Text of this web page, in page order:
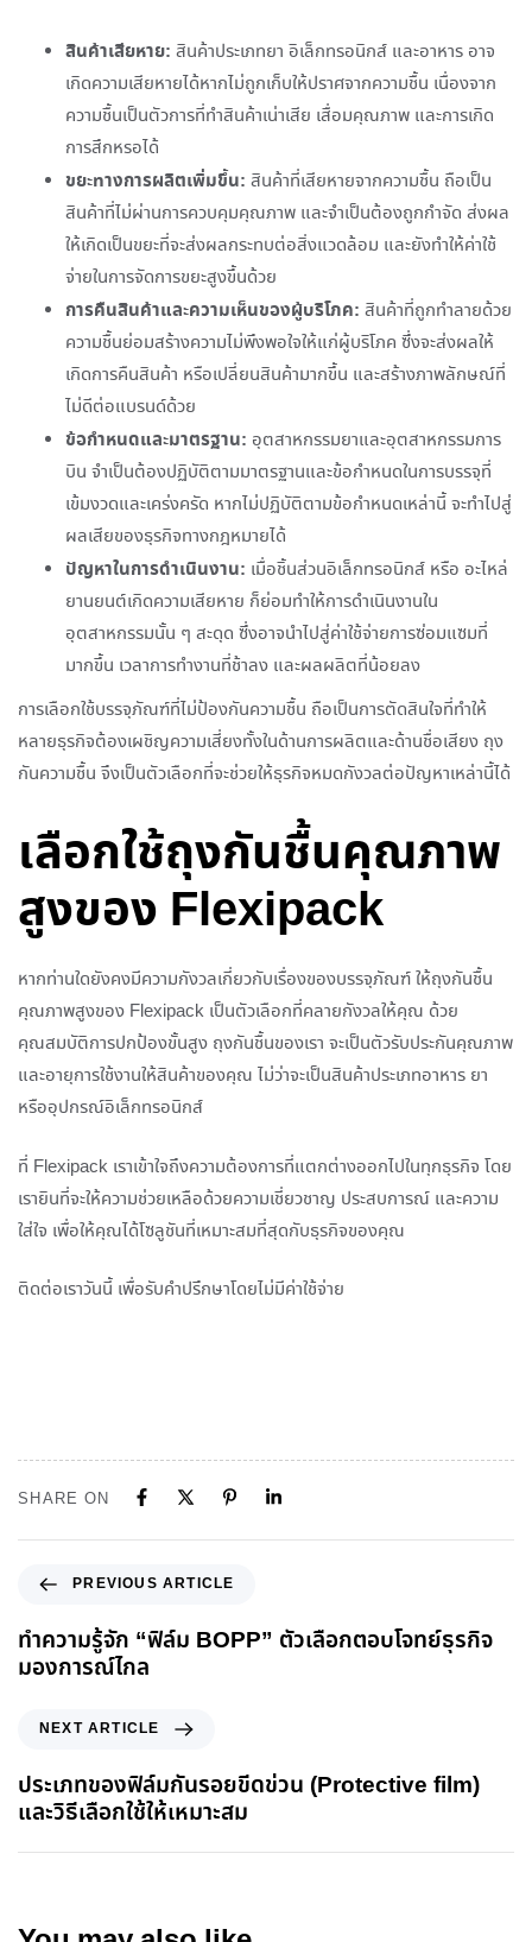
สินค้าเสียหาย: สินค้าประเภทยา อิเล็กทรอนิกส์ และอาหาร อาจ
เกิดความเสียหายได้หากไม่ถูกเก็บให้ปราศจากความชื้น เนื่องจาก
ความชื้นเป็นตัวการที่ทำสินค้าเน่าเสีย เสื่อมคุณภาพ และการเกิด
การสึกหรอได้
ขยะทางการผลิตเพิ่มขึ้น: สินค้าที่เสียหายจากความชื้น ถือเป็น
สินค้าที่ไม่ผ่านการควบคุมคุณภาพ และจำเป็นต้องถูกกำจัด ส่งผล
ให้เกิดเป็นขยะที่จะส่งผลกระทบต่อสิ่งแวดล้อม และยังทำให้ค่าใช้
จ่ายในการจัดการขยะสูงขึ้นด้วย
การคืนสินค้าและความเห็นของผู้บริโภค: สินค้าที่ถูกทำลายด้วย
ความชื้นย่อมสร้างความไม่พึงพอใจให้แก่ผู้บริโภค ซึ่งจะส่งผลให้
เกิดการคืนสินค้า หรือเปลี่ยนสินค้ามากขึ้น และสร้างภาพลักษณ์ที่
ไม่ดีต่อแบรนด์ด้วย
ข้อกำหนดและมาตรฐาน: อุตสาหกรรมยาและอุตสาหกรรมการ
บิน จำเป็นต้องปฏิบัติตามมาตรฐานและข้อกำหนดในการบรรจุที่
เข้มงวดและเคร่งครัด หากไม่ปฏิบัติตามข้อกำหนดเหล่านี้ จะทำไปสู่
ผลเสียของธุรกิจทางกฎหมายได้
ปัญหาในการดำเนินงาน: เมื่อชิ้นส่วนอิเล็กทรอนิกส์ หรือ อะไหล่
ยานยนต์เกิดความเสียหาย ก็ย่อมทำให้การดำเนินงานใน
อุตสาหกรรมนั้น ๆ สะดุด ซึ่งอาจนำไปสู่ค่าใช้จ่ายการซ่อมแซมที่
มากขึ้น เวลาการทำงานที่ช้าลง และผลผลิตที่น้อยลง
การเลือกใช้บรรจุภัณฑ์ที่ไม่ป้องกันความชื้น ถือเป็นการตัดสินใจที่ทำให้
หลายธุรกิจต้องเผชิญความเสี่ยงทั้งในด้านการผลิตและด้านชื่อเสียง ถุง
กันความชื้น จึงเป็นตัวเลือกที่จะช่วยให้ธุรกิจหมดกังวลต่อปัญหาเหล่านี้ได้
เลือกใช้ถุงกันชื้นคุณภาพ
สูงของ Flexipack
หากท่านใดยังคงมีความกังวลเกี่ยวกับเรื่องของบรรจุภัณฑ์ ให้ถุงกันชื้น
คุณภาพสูงของ Flexipack เป็นตัวเลือกที่คลายกังวลให้คุณ ด้วย
คุณสมบัติการปกป้องขั้นสูง ถุงกันชื้นของเรา จะเป็นตัวรับประกันคุณภาพ
และอายุการใช้งานให้สินค้าของคุณ ไม่ว่าจะเป็นสินค้าประเภทอาหาร ยา
หรืออุปกรณ์อิเล็กทรอนิกส์
ที่ Flexipack เราเข้าใจถึงความต้องการที่แตกต่างออกไปในทุกธุรกิจ โดย
เรายินที่จะให้ความช่วยเหลือด้วยความเชี่ยวชาญ ประสบการณ์ และความ
ใส่ใจ เพื่อให้คุณได้โซลูชันที่เหมาะสมที่สุดกับธุรกิจของคุณ
ติดต่อเราวันนี้ เพื่อรับคำปรึกษาโดยไม่มีค่าใช้จ่าย
SHARE ON
PREVIOUS ARTICLE
ทำความรู้จัก “ฟิล์ม BOPP” ตัวเลือกตอบโจทย์ธุรกิจ
มองการณ์ไกล
NEXT ARTICLE
ประเภทของฟิล์มกันรอยขีดข่วน (Protective film)
และวิธีเลือกใช้ให้เหมาะสม